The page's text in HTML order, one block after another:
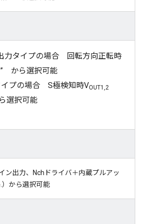
力タイプの場合 回転方向正転時
から選択可能
イプの場合 S極検知時VOUT1,2
選択可能
ン出力、Nchドライバ＋内蔵プルアッ
から選択可能